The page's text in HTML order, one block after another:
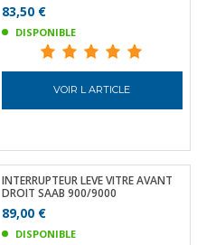
83,50 €
DISPONIBLE
VOIR L ARTICLE
INTERRUPTEUR LEVE VITRE AVANT
DROIT SAAB 900/9000
89,00 €
DISPONIBLE